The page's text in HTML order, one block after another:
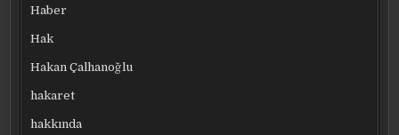
Haber
Hak
Hakan Çalhanoğlu
hakaret
hakkında